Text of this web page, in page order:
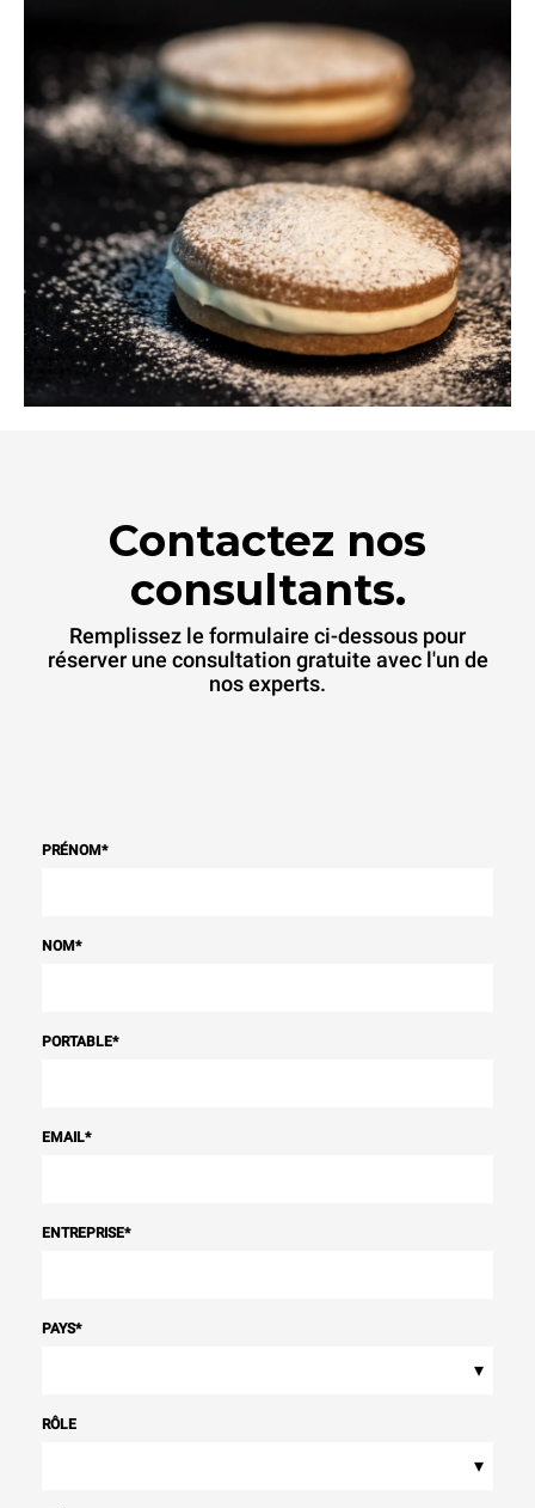
Contactez nos
consultants.
Remplissez le formulaire ci-dessous pour
réserver une consultation gratuite avec l'un de
nos experts.
PRÉNOM*
NOM*
PORTABLE*
EMAIL*
ENTREPRISE*
PAYS*
▾
RÔLE
▾